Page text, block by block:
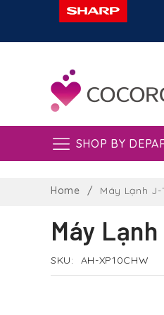
SHOP BY
Home Máy Lạnh J-
Máy
SKU AH-XP10CHW